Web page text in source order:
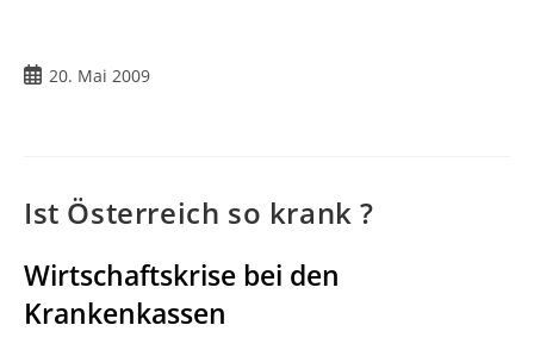
Beitrag
20. Mai 2009
Ist Österreich so krank ?
Wirtschaftskrise bei den
Krankenkassen